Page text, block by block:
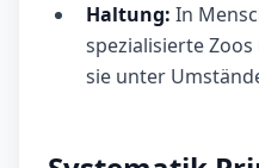
Haltung: In
spezialisierte
sie unter